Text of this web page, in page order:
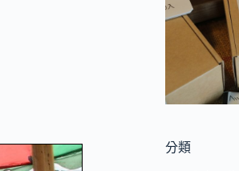
結
分類